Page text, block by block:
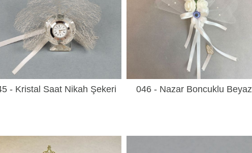
- Kristal Saat Nikah Şekeri
046 - Nazar Boncuklu Beyaz